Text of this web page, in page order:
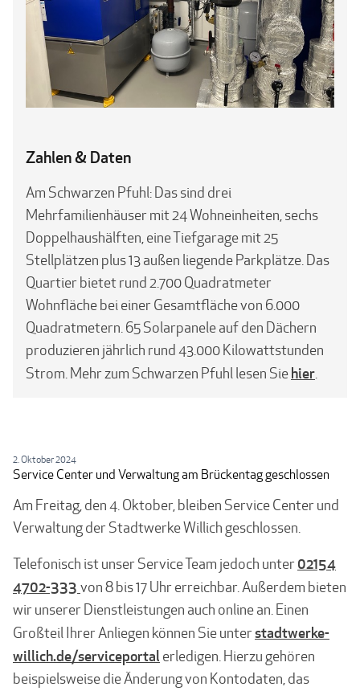
Zahlen & Daten
Am Schwarzen Pfuhl: Das sind drei
Mehrfamilienhäuser mit 24 Wohneinheiten, sechs
Doppelhaushälften, eine Tiefgarage mit 25
Stellplätzen plus 13 außen liegende Parkplätze. Das
Quartier bietet rund 2.700 Quadratmeter
Wohnfläche bei einer Gesamtfläche von 6.000
Quadratmetern. 65 Solarpanele auf den Dächern
produzieren jährlich rund 43.000 Kilowatt­stunden
Strom. Mehr zum Schwarzen Pfuhl lesen Siehier.
2. Oktober 2024
Service Center und Verwaltung am Brückentag geschlossen
Am Freitag, den 4. Oktober, bleiben Service Center und
Verwaltung der Stadtwerke Willich geschlossen.
Telefonisch ist unser Service Team jedoch unter 02154
4702-333 von 8 bis 17 Uhr erreichbar. Außerdem bieten
wir unserer Dienstleistungen auch online an. Einen
Großteil Ihrer Anliegen können Sie unterstadtwerke-
willich.de/serviceportal erledigen. Hierzu gehören
beispielsweise die Änderung von Kontodaten, das